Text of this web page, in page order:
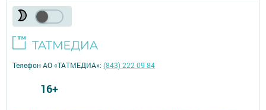
Телефон АО «ТАТМЕДИА»:(843) 222 09 84
16+